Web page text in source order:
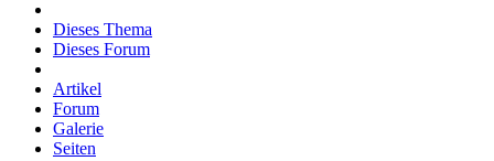
Dieses Thema
Dieses Forum
Artikel
Forum
Galerie
Seiten